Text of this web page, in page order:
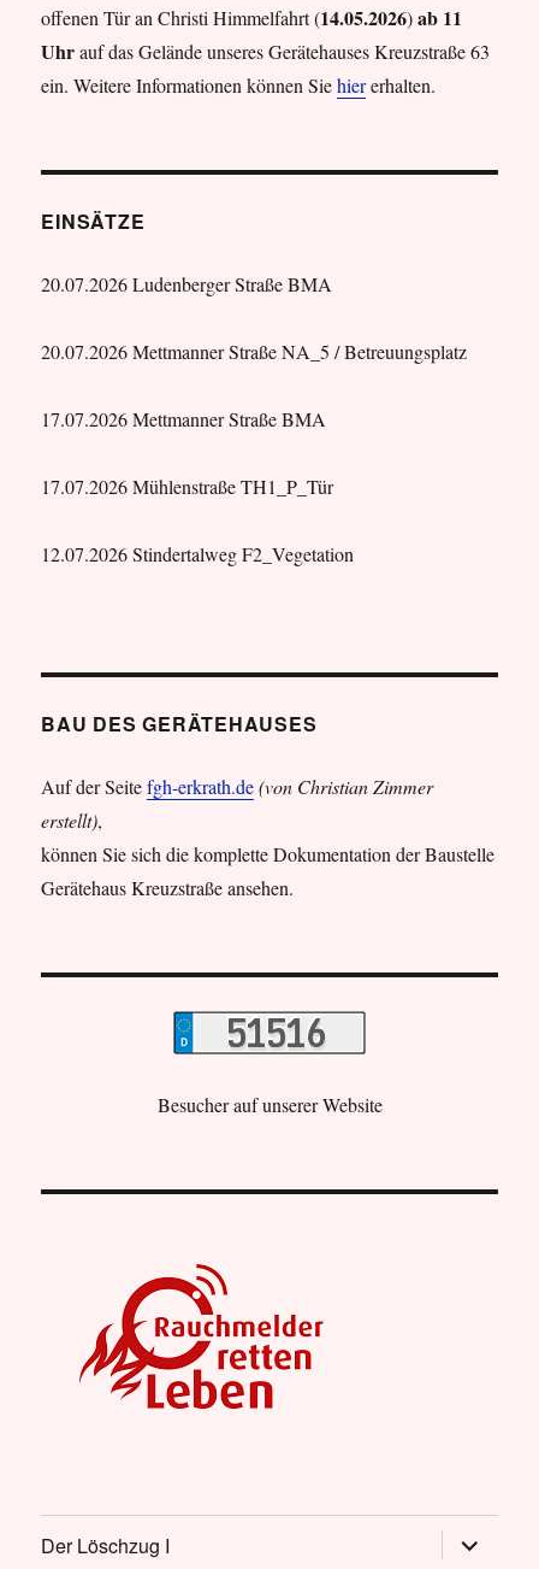
offenen Tür an Christi Himmelfahrt (14.05.2026)ab 11
Uhrauf das Gelände unseres Gerätehauses Kreuzstraße 63
ein. Weitere Informationen können Siehiererhalten.
EINSÄTZE
20.07.2026 Ludenberger Straße BMA
20.07.2026 Mettmanner Straße NA_5 / Betreuungsplatz
17.07.2026 Mettmanner Straße BMA
17.07.2026 Mühlenstraße TH1_P_Tür
12.07.2026 Stindertalweg F2_Vegetation
BAU DES GERÄTEHAUSES
Auf der Seitefgh-erkrath.de (von Christian Zimmer
erstellt),
können Sie sich die komplette Dokumentation der Baustelle
Gerätehaus Kreuzstraße ansehen.
Besucher auf unserer Website
Der Löschzug I öffnen